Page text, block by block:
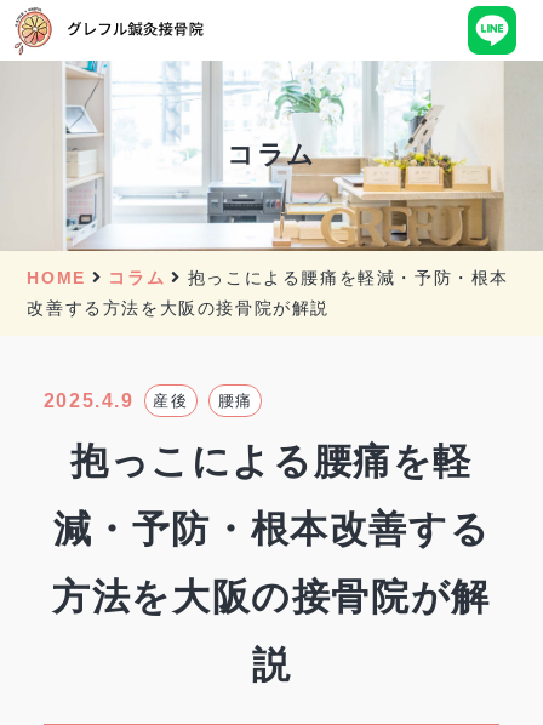
コラム
HOME コラム
抱っこによる腰痛を軽減・予防・根本
改善する方法を大阪の接骨院が解説
2025.4.9 産後 腰痛
抱っこによる腰痛を軽
減・予防・根本改善する
方法を大阪の接骨院が解
説